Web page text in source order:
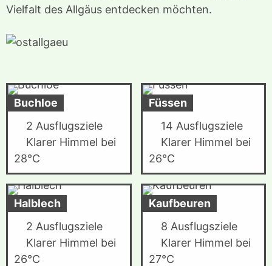
Vielfalt des Allgäus entdecken möchten.
Buchloe
2 Ausflugsziele
Klarer Himmel bei
28°C
Füssen
14 Ausflugsziele
Klarer Himmel bei
26°C
Halblech
2 Ausflugsziele
Klarer Himmel bei
26°C
Kaufbeuren
8 Ausflugsziele
Klarer Himmel bei
27°C